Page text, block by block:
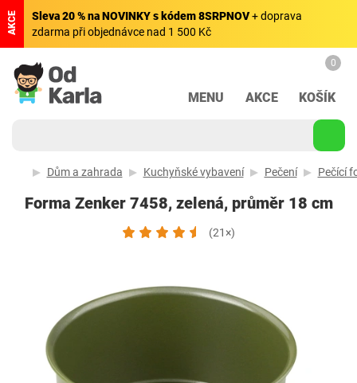
AKCE Sleva 20 % na NOVINKY s kódem 8SRPNOV+ doprava
zdarma při objednávce nad 1 500 Kč
MENU AKCE
0
KOŠÍK
Dům a zahrada Kuchyňské vybavení Pečení Pečící
Forma Zenker 7458, zelená, průměr 18 cm
(21×)